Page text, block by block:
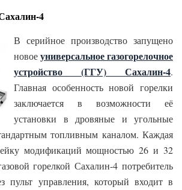
4
В серийное производство запущено
новоеуниверсальное газогорелочное
устройство (ГГУ) Сахалин-4.
Главная особенность новой горелки
заключается в возможности её
установки в дровяные и угольные
топливным каналом. Каждая
модификаций мощностью 26 и 32
горелкой Сахалин-4 потребитель
пульт управления, который входит в